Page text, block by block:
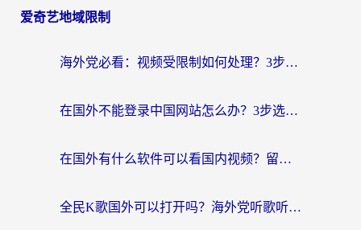
爱奇艺地域限制
海外党必看：视频受限制如何处理？3步解决国内剧番“看不了”难题
在国外不能登录中国网站怎么办？3步选对回国加速器，无缝刷剧、办业务
在国外有什么软件可以看国内视频？留学生亲测的追剧救星来了
全民K歌国外可以打开吗？海外党听歌听书无限制的实用指南